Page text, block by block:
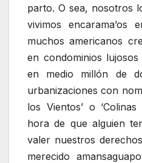
parto. O sea, nosotros
vivimos encarama’os
muchos americanos
en condominios
en medio millón de
urbanizaciones con
los Vientos’ o
hora de que alguien
valer nuestros
merecido